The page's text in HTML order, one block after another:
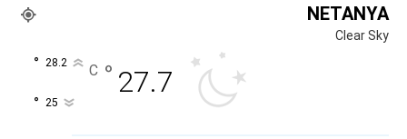
NETANYA
Clear Sky
27.7
°
C
28.2
°
25
°